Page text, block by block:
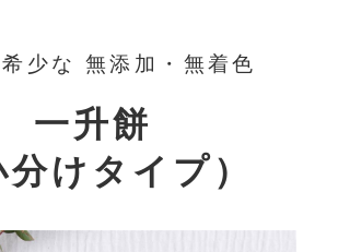
少な 無添加・無着色
一升餅
分けタイプ）